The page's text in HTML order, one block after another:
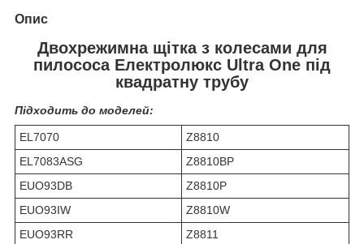
Опис
Двохрежимна щітка з колесами для
пилососа Електролюкс Ultra One під
квадратну трубу
Підходить до моделей:
EL7070
Z8810
EL7083ASG
Z8810BP
EUO93DB
Z8810P
EUO93IW
Z8810W
EUO93RR
Z8811